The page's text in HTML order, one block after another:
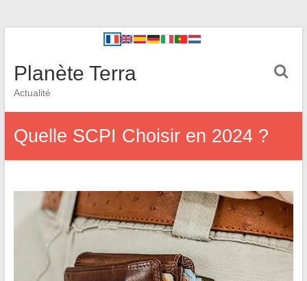
Planète Terra
Actualité
Quelle SCPI Choisir en 2024 ?